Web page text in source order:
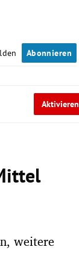
Abonnieren
Aktivieren
weitere